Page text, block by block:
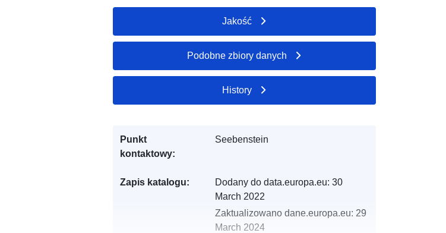
Jakość
Podobne zbiory danych
History
Punkt
kontaktowy:
Seebenstein
Zapis katalogu: Dodany do data.europa.eu: 30
March 2022
Zaktualizowano dane.europa.eu: 29
March 2024